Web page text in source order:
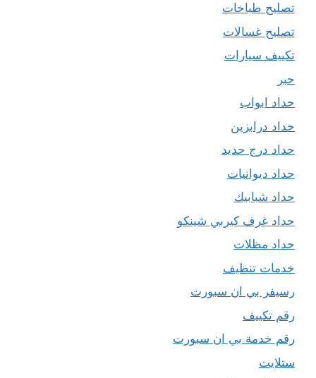
تصليح طباخات
تصليح غسالات
تكييف سيارات
حبر
حداد ابواب
حداد درابزين
حداد درج حديد
حداد ديوانيات
حداد شبابيك
حداد غرف كيربي شينكو
حداد مظلات
خدمات تنظيف
رسيفر بي ان سبورت
رقم تكييف
رقم خدمة بي ان سبورت
ستلايت